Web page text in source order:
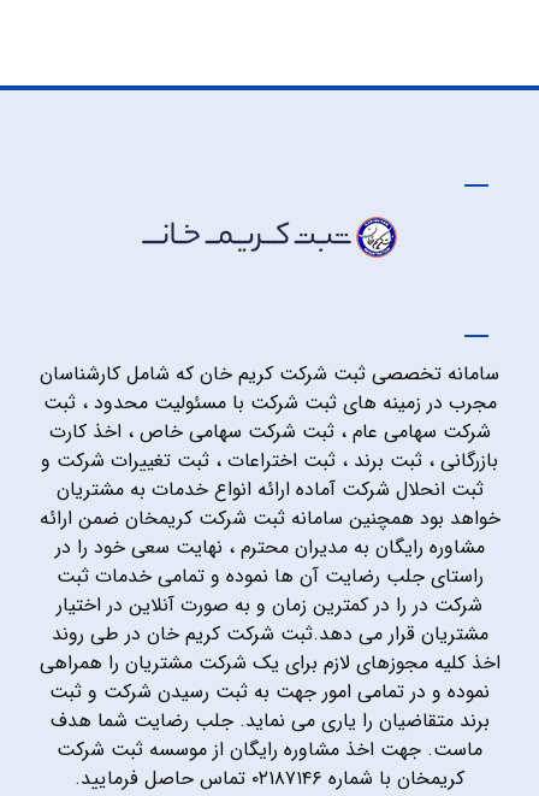
سامانه تخصصی ثبت شرکت کریم خان که شامل کارشناسان
مجرب در زمینه های ثبت شرکت با مسئولیت محدود ، ثبت
شرکت سهامی عام ، ثبت شرکت سهامی خاص ، اخذ کارت
بازرگانی ، ثبت برند ، ثبت اختراعات ، ثبت تغییرات شرکت و
ثبت انحلال شرکت آماده ارائه انواع خدمات به مشتریان
خواهد بود همچنین سامانه ثبت شرکت کریمخان ضمن ارائه
مشاوره رایگان به مدیران محترم ، نهایت سعی خود را در
راستای جلب رضایت آن ها نموده و تمامی خدمات ثبت
شرکت در را در کمترین زمان و به صورت آنلاین در اختیار
مشتریان قرار می دهد.ثبت شرکت کریم خان در طی روند
اخذ کلیه مجوزهای لازم برای یک شرکت مشتریان را همراهی
نموده و در تمامی امور جهت به ثبت رسیدن شرکت و ثبت
برند متقاضیان را یاری می نماید. جلب رضایت شما هدف
ماست. جهت اخذ مشاوره رایگان از موسسه ثبت شرکت
کریمخان با شماره ۰۲۱۸۷۱۴۶ تماس حاصل فرمایید.